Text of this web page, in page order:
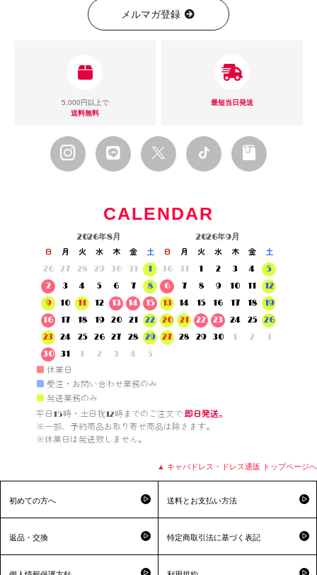
メルマガ登録
5,000円以上で
送料無料
最短当日発送
CALENDAR
2026年8月
日 月 火 水 木 金
土
26
27 28 29 30 31
1
2
3 4 5 6 7
8
9
10 11 12 13 14
15
16
17 18 19 20 21
22
23
24 25 26 27 28
29
30
31 1 2 3 4 5
2026年9月
日 月 火 水 木 金
土
30
31 1 2 3 4
5
6
7 8 9 10 11
12
13
14 15 16 17 18
19
20
21 22 23 24 25
26
27
28 29 30 1 2 3
■ 休業日
■ 受注・お問い合わせ業務のみ
■ 発送業務のみ
平日15時・土日祝12時までのご注文で 即日発送。
※一部、予約商品お取り寄せ商品は除きます。
※休業日は発送致しません。
▲ キャバドレス・ドレス通販 トップページへ
初めての方へ 送料とお支払い方法
返品・交換 特定商取引法に基づく表記